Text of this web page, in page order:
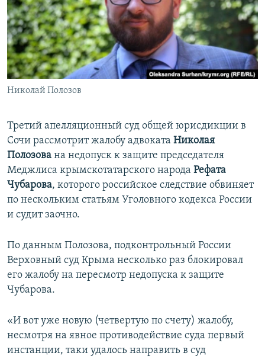
ПОБЕДИТЕЛЕЙ НЕ СУДЯТ?
КРЫМ.НЕПОКОРЕННЫЙ
ELIFBE
УКРАИНСКАЯ ПРОБЛЕМА КРЫМА
ПРИСОЕДИНЯЙТЕСЬ!
Все сайты RFE/RL
Николай Полозов
Третий апелляционный суд общей юрисдикции в
Сочи рассмотрит жалобу адвоката Николая
Полозова на недопуск к защите председателя
Меджлиса крымскотатарского народа Рефата
Чубарова, которого российское следствие обвиняет
по нескольким статьям Уголовного кодекса России
и судит заочно.
По данным Полозова, подконтрольный России
Верховный суд Крыма несколько раз блокировал
его жалобу на пересмотр недопуска к защите
Чубарова.
«И вот уже новую (четвертую по счету) жалобу,
несмотря на явное противодействие суда первый
инстанции, таки удалось направить в суд